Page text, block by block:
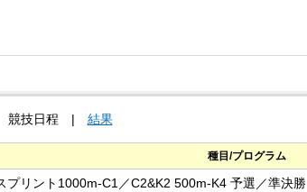
競技日程 | 結果
種目/プログラム
プリント1000m-C1／C2&K2 500m-K4 予選／準決勝